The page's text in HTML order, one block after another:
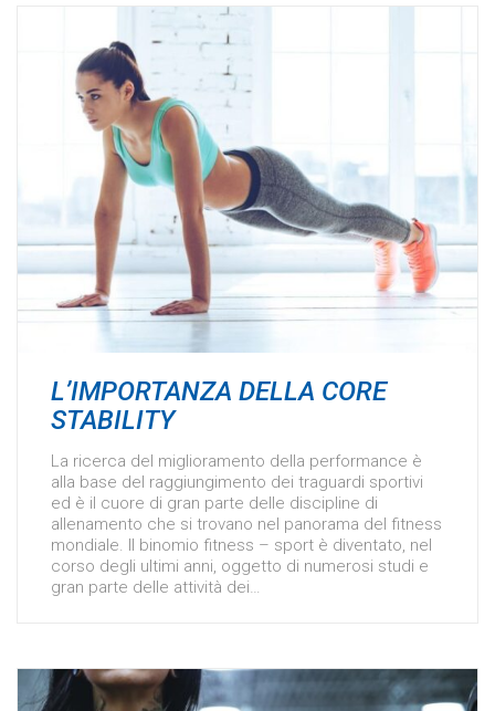
L’IMPORTANZA DELLA CORE
STABILITY
La ricerca del miglioramento della performance è
alla base del raggiungimento dei traguardi sportivi
ed è il cuore di gran parte delle discipline di
allenamento che si trovano nel panorama del fitness
mondiale. Il binomio fitness – sport è diventato, nel
corso degli ultimi anni, oggetto di numerosi studi e
gran parte delle attività dei…